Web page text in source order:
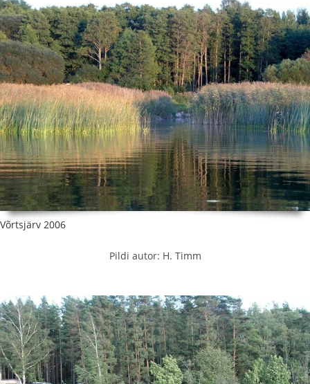
Võrtsjärv 2006
Pildi autor: H. Timm